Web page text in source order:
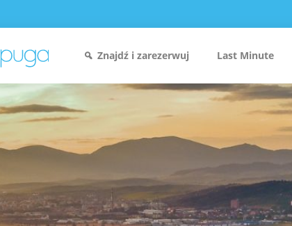
Znajdź i zarezerwuj Last Minute